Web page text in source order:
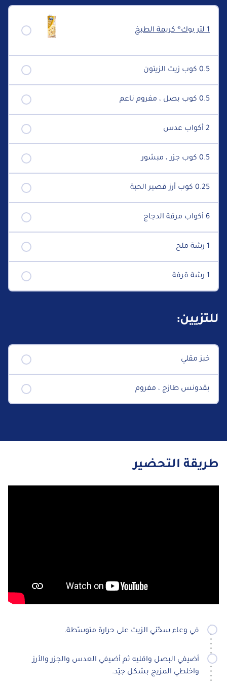
1 لتر بوك® كريمة الطبخ
0.5 كوب زيت الزيتون
0.5 كوب بصل ، مفروم ناعم
2 أكواب عدس
0.5 كوب جزر ، مبشور
0.25 كوب أرز قصير الحبة
6 أكواب مرقة الدجاج
1 رشة ملح
1 رشة قرفة
للتزيين:
خبز مقلي
بقدونس طازج ، مفروم
طريقة التحضير
في وعاء سخّني الزيت على حرارة متوسّطة.
أضيفي البصل واقليه ثم أضيفي العدس والجزر والأرز
واخلطي المزيج بشكل جيّد.